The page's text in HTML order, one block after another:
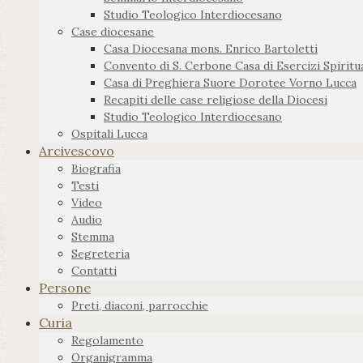
Studio Teologico Interdiocesano
Case diocesane
Casa Diocesana mons. Enrico Bartoletti
Convento di S. Cerbone Casa di Esercizi
Casa di Preghiera Suore Dorotee Vorno Lucca
Recapiti delle case religiose della Diocesi
Studio Teologico Interdiocesano
Ospitali Lucca
Arcivescovo
Biografia
Testi
Video
Audio
Stemma
Segreteria
Contatti
Persone
Preti, diaconi, parrocchie
Curia
Regolamento
Organigramma